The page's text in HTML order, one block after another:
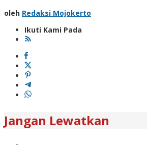
oleh Redaksi Mojokerto
Ikuti Kami Pada
Jangan Lewatkan